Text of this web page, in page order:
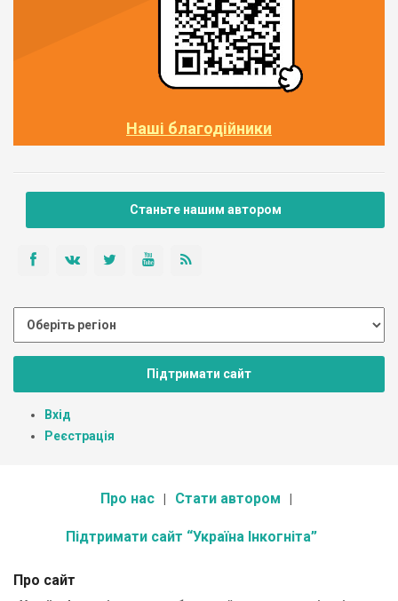
Наші благодійники
Станьте нашим автором
Підтримати сайт
Вхід
Реєстрація
Про нас Стати автором
Підтримати сайт “Україна Інкогніта”
Про сайт